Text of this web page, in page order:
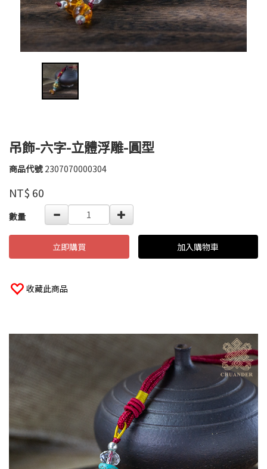
吊飾-六字-立體浮雕-圓型
商品代號 2307070000304
2307070000304
品牌
育
物
NT$ 60
GOODS000000000000004658583
數量
立即購買 加入購物車
收藏此商品